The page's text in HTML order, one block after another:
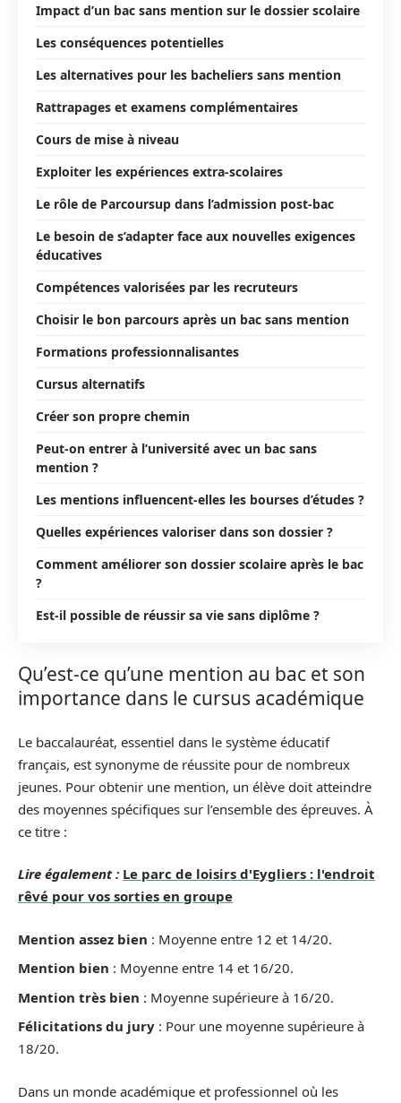
Impact d’un bac sans mention sur le dossier scolaire
Les conséquences potentielles
Les alternatives pour les bacheliers sans mention
Rattrapages et examens complémentaires
Cours de mise à niveau
Exploiter les expériences extra-scolaires
Le rôle de Parcoursup dans l’admission post-bac
Le besoin de s’adapter face aux nouvelles exigences
éducatives
Compétences valorisées par les recruteurs
Choisir le bon parcours après un bac sans mention
Formations professionnalisantes
Cursus alternatifs
Créer son propre chemin
Peut-on entrer à l’université avec un bac sans
mention ?
Les mentions influencent-elles les bourses d’études ?
Quelles expériences valoriser dans son dossier ?
Comment améliorer son dossier scolaire après le bac
?
Est-il possible de réussir sa vie sans diplôme ?
Qu’est-ce qu’une mention au bac et son
importance dans le cursus académique
Le baccalauréat, essentiel dans le système éducatif
français, est synonyme de réussite pour de nombreux
jeunes. Pour obtenir une mention, un élève doit atteindre
des moyennes spécifiques sur l’ensemble des épreuves. À
ce titre :
Lire également : Le parc de loisirs d'Eygliers : l'endroit
rêvé pour vos sorties en groupe
Mention assez bien : Moyenne entre 12 et 14/20.
Mention bien : Moyenne entre 14 et 16/20.
Mention très bien : Moyenne supérieure à 16/20.
Félicitations du jury : Pour une moyenne supérieure à
18/20.
Dans un monde académique et professionnel où les